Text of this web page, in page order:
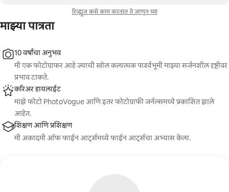
रिव्ह्यूज कसे काम करतात ते जाणून घ्या
माझ्या पात्रता
10 वर्षांचा अनुभव
मी एक फोटोग्राफर आहे ज्याची खोल कलात्मक पार्श्वभूमी माझ्या सर्जनशील दृष्टीवर
प्रभाव टाकते.
करिअर हायलाईट
माझे फोटो PhotoVogue आणि इतर फोटोग्राफी जर्नल्समध्ये प्रकाशित झाले
आहेत.
शिक्षण आणि प्रशिक्षण
मी अकादमी ऑफ फाईन आर्ट्समध्ये फाईन आर्ट्सचा अभ्यास केला.